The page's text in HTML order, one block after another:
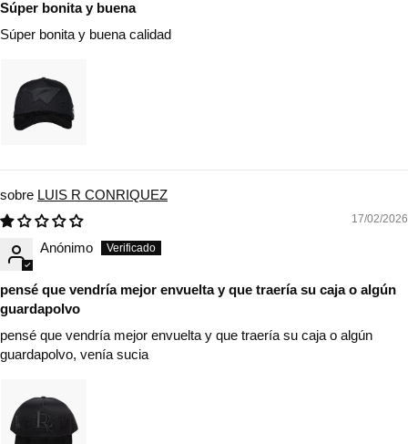
Súper bonita y buena
Súper bonita y buena calidad
LUIS R CONRIQUEZ
17/02/2026
Anónimo
pensé que vendría mejor envuelta y que traería su caja o algún
guardapolvo
pensé que vendría mejor envuelta y que traería su caja o algún
guardapolvo, venía sucia